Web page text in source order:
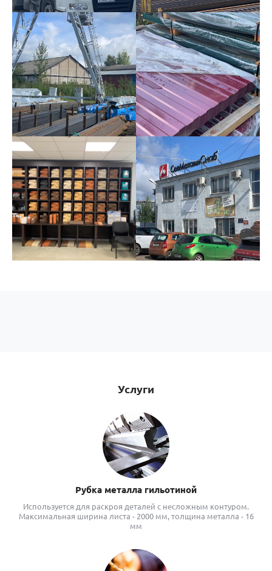
Услуги
Рубка металла гильотиной
Используется для раскроя деталей с несложным контуром.
Максимальная ширина листа - 2000 мм, толщина металла - 16
мм